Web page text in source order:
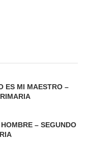
ES MI MAESTRO –
– SEGUNDO